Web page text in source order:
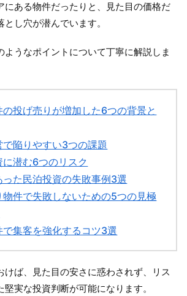
にある物件だったりと、見た目の価格だ
し穴が潜んでいます。
ようなポイントについて丁寧に解説しま
の投げ売りが増加した6つの背景と
で陥りやすい3つの課題
に潜む6つのリスク
った民泊投資の失敗事例3選
物件で失敗しないための5つの見極
で集客を強化するコツ3選
けば、見た目の安さに惑わされず、リス
実な投資判断が可能になります。